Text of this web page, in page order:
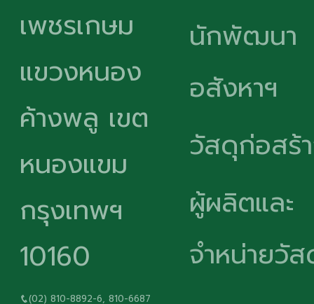
เพชรเกษม
แขวงหนอง
ค้างพลู เขต
หนองแขม
กรุงเทพฯ
10160
(02) 810-8892-6, 810-6687
นักพัฒนา
อสังหาฯ
วัสดุก่อสร้
ผู้ผลิตและ
จำหน่ายวั